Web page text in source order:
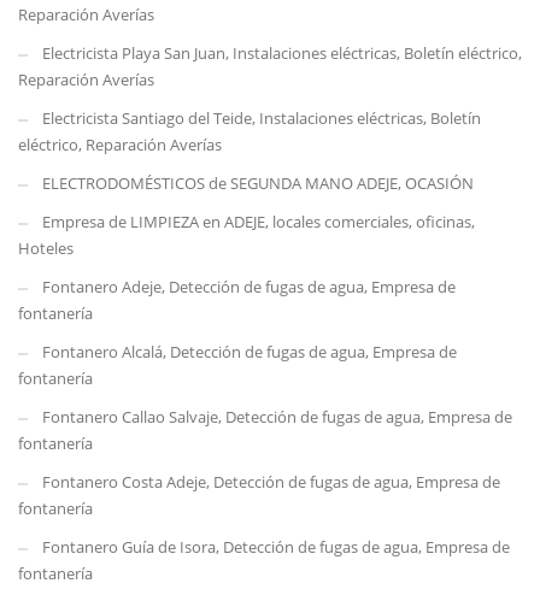
Reparación Averías
Electricista Playa San Juan, Instalaciones eléctricas, Boletín eléctrico,
Reparación Averías
Electricista Santiago del Teide, Instalaciones eléctricas, Boletín
eléctrico, Reparación Averías
ELECTRODOMÉSTICOS de SEGUNDA MANO ADEJE, OCASIÓN
Empresa de LIMPIEZA en ADEJE, locales comerciales, oficinas,
Hoteles
Fontanero Adeje, Detección de fugas de agua, Empresa de
fontanería
Fontanero Alcalá, Detección de fugas de agua, Empresa de
fontanería
Fontanero Callao Salvaje, Detección de fugas de agua, Empresa de
fontanería
Fontanero Costa Adeje, Detección de fugas de agua, Empresa de
fontanería
Fontanero Guía de Isora, Detección de fugas de agua, Empresa de
fontanería